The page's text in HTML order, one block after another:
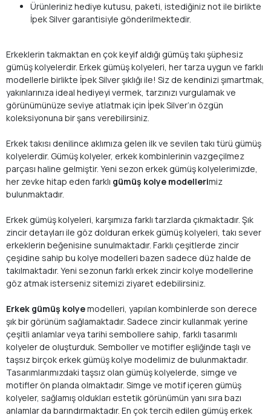
Ürünleriniz hediye kutusu, paketi, istediğiniz not ile birlikte
İpek Silver garantisiyle gönderilmektedir.
Erkeklerin takmaktan en çok keyif aldığı gümüş takı şüphesiz
gümüş kolyelerdir. Erkek gümüş kolyeleri, her tarza uygun ve farklı
modellerle birlikte İpek Silver şıklığı ile! Siz de kendinizi şımartmak,
yakınlarınıza ideal hediyeyi vermek, tarzınızı vurgulamak ve
görünümünüze seviye atlatmak için İpek Silver’ın özgün
koleksiyonuna bir şans verebilirsiniz.
Erkek takısı denilince aklımıza gelen ilk ve sevilen takı türü gümüş
kolyelerdir. Gümüş kolyeler, erkek kombinlerinin vazgeçilmez
parçası haline gelmiştir. Yeni sezon erkek gümüş kolyelerimizde,
her zevke hitap eden farklı gümüş kolye modellerimiz
bulunmaktadır.
Erkek gümüş kolyeleri, karşımıza farklı tarzlarda çıkmaktadır. Şık
zincir detayları ile göz dolduran erkek gümüş kolyeleri, takı sever
erkeklerin beğenisine sunulmaktadır. Farklı çeşitlerde zincir
çeşidine sahip bu kolye modelleri bazen sadece düz halde de
takılmaktadır. Yeni sezonun farklı erkek zincir kolye modellerine
göz atmak isterseniz sitemizi ziyaret edebilirsiniz.
Erkek gümüş kolyemodelleri, yapılan kombinlerde son derece
şık bir görünüm sağlamaktadır. Sadece zincir kullanmak yerine
çeşitli anlamlar veya tarihi sembollere sahip, farklı tasarımlı
kolyeler de oluşturduk. Semboller ve motifler eşliğinde taşlı ve
taşsız birçok erkek gümüş kolye modelimiz de bulunmaktadır.
Tasarımlarımızdaki taşsız olan gümüş kolyelerde, simge ve
motifler ön planda olmaktadır. Simge ve motif içeren gümüş
kolyeler, sağlamış oldukları estetik görünümün yanı sıra bazı
anlamlar da barındırmaktadır. En çok tercih edilen gümüş erkek